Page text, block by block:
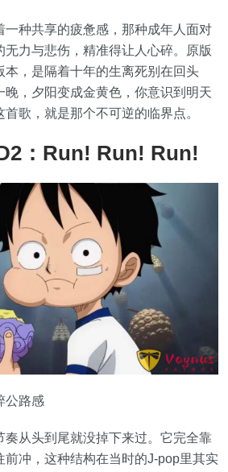
一种共享的疲惫感，那种成年人面对
力与悲伤，精准得让人心碎。原版
本，是隔着十年的生离死别在回头
晚，夕阳变成金黄色，你意识到明天
歌，就是那个不可逆的临界点。
：Run! Run! Run!
公路感
奏从头到尾就没掉下来过。它完全靠
前冲，这种结构在当时的J-pop里其实